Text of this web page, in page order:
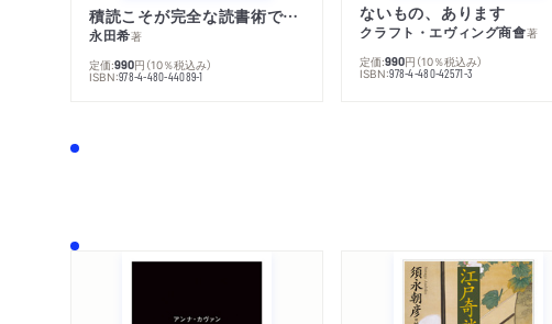
積読こそが完全な読書術である
永田希著
定価:990円 （10％税込み）
ISBN:978-4-480-44089-1
ないもの、あります
クラフト・エヴィング商會著
定価:990円 （10％税込み）
ISBN:978-4-480-42571-3